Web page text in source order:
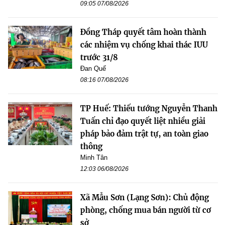
09:05 07/08/2026
Đồng Tháp quyết tâm hoàn thành
các nhiệm vụ chống khai thác IUU
trước 31/8
Đan Quế
08:16 07/08/2026
TP Huế: Thiếu tướng Nguyễn Thanh
Tuấn chỉ đạo quyết liệt nhiều giải
pháp bảo đảm trật tự, an toàn giao
thông
Minh Tân
12:03 06/08/2026
Xã Mẫu Sơn (Lạng Sơn): Chủ động
phòng, chống mua bán người từ cơ
sở